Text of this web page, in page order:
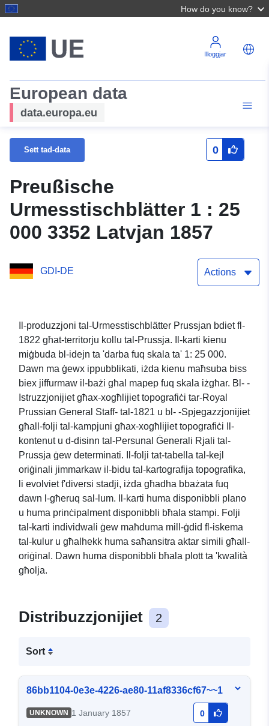
How do you know?
Illoggjar
European data
data.europa.eu
Sett tad-data 0
Preußische
Urmesstischblätter 1 : 25
000 3352 Latvjan 1857
GDI-DE Actions
Il-produzzjoni tal-Urmesstischblätter Prussjan bdiet fl-
1822 għat-territorju kollu tal-Prussja. Il-karti kienu
miġbuda bl-idejn ta 'darba fuq skala ta' 1: 25 000.
Dawn ma ġewx ippubblikati, iżda kienu maħsuba biss
biex jiffurmaw il-bażi għal mapep fuq skala iżgħar. Bl- -
Istruzzjonijiet għax-xogħlijiet topografiċi tar-Royal
Prussian General Staff- tal-1821 u bl- -Spjegazzjonijiet
għall-folji tal-kampjuni għax-xogħlijiet topografiċi Il-
kontenut u d-disinn tal-Persunal Ġenerali Rjali tal-
Prussja ġew determinati. Il-folji tat-tabella tal-kejl
oriġinali jimmarkaw il-bidu tal-kartografija topografika,
li evolviet f'diversi stadji, iżda għadha bbażata fuq
dawn l-għeruq sal-lum. Il-karti huma disponibbli plano
u huma prinċipalment disponibbli bħala stampi. Folji
tal-karti individwali ġew maħduma mill-ġdid fl-iskema
tal-kulur u għalhekk huma saħansitra aktar simili għall-
oriġinal. Dawn huma disponibbli bħala plott ta 'kwalità
għolja.
Distribuzzjonijiet 2
Sort
86bb1104-0e3e-4226-ae80-11af8336cf67~~1
UNKNOWN 1 January 1857 0